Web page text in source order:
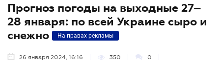
Прогноз погоды на выходные 27–
28 января: по всей Украине сыро и
снежно
На правах рекламы
26 января 2024, 16:16 350 0